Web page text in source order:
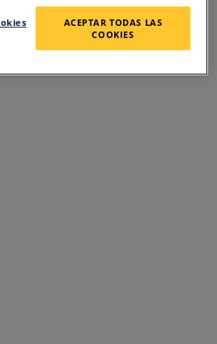
FOR THE
ACEPTAR TODAS LAS
COOKIES